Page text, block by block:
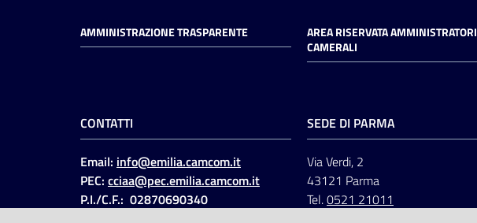
AMMINISTRAZIONE TRASPARENTE
AREA RISERVATA AMMINISTRATORI
CAMERALI
CONTATTI
Email: info@emilia.camcom.it
PEC: cciaa@pec.emilia.camcom.it
P.I./C.F.: 02870690340
SEDE DI PARMA
Via Verdi, 2
43121 Parma
Tel.0521 21011